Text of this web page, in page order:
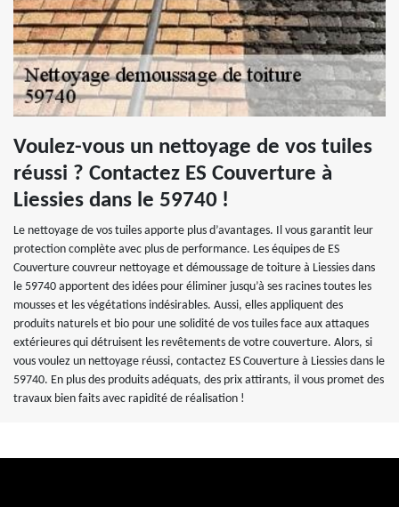
Voulez-vous un nettoyage de vos tuiles
réussi ? Contactez ES Couverture à
Liessies dans le 59740 !
Le nettoyage de vos tuiles apporte plus d’avantages. Il vous garantit leur
protection complète avec plus de performance. Les équipes de ES
Couverture couvreur nettoyage et démoussage de toiture à Liessies dans
le 59740 apportent des idées pour éliminer jusqu’à ses racines toutes les
mousses et les végétations indésirables. Aussi, elles appliquent des
produits naturels et bio pour une solidité de vos tuiles face aux attaques
extérieures qui détruisent les revêtements de votre couverture. Alors, si
vous voulez un nettoyage réussi, contactez ES Couverture à Liessies dans le
59740. En plus des produits adéquats, des prix attirants, il vous promet des
travaux bien faits avec rapidité de réalisation !